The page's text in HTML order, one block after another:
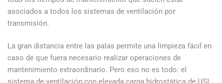
asociados a todos los sistemas de ventilación por
transmisión.
La gran distancia entre las palas permite una limpieza fácil en
caso de que fuera necesario realizar operaciones de
mantenimiento extraordinario. Pero eso no es todo: el